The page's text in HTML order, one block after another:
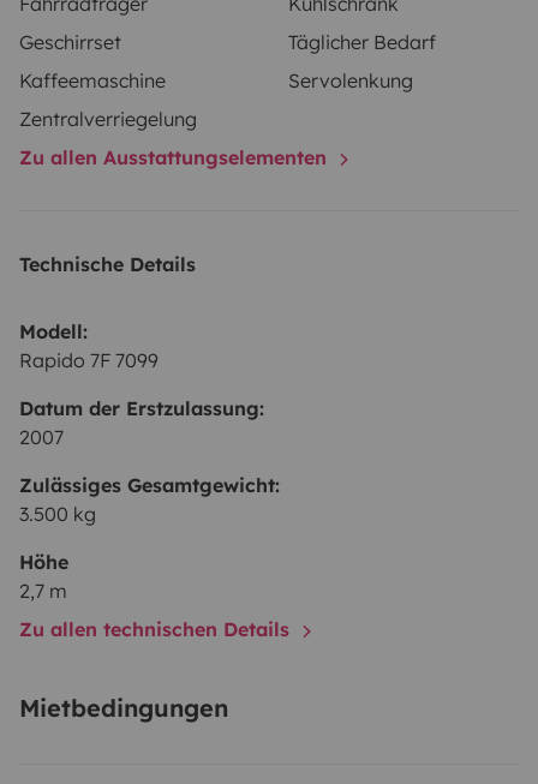
Geschirrset
Täglicher Bedarf
Kaffeemaschine
Servolenkung
Zentralverriegelung
Zu allen Ausstattungselementen
Technische Details
Modell:
Rapido 7F 7099
Datum der Erstzulassung:
2007
Zulässiges Gesamtgewicht:
3.500 kg
Höhe
2,7 m
Zu allen technischen Details
Mietbedingungen